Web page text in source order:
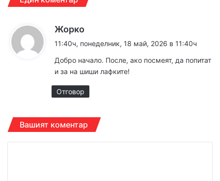
Жорко
а
:
11:40ч, понеделник, 18 май, 2026 в 11:40ч
Добро начало. После, ако посмеят, да попитат
и за на шиши лафките!
Отговор
Вашият коментар